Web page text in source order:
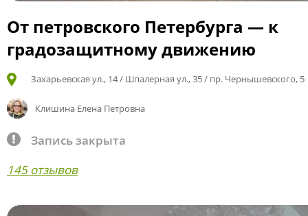
От петровского Петербурга — к
градозащитному движению
Захарьевская ул., 14 / Шпалерная ул., 35 / пр. Чернышевского, 5
Клишина Елена Петровна
Запись закрыта
145 отзывов